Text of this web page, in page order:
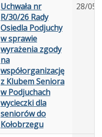
Uchwała nr
R/30/26 Rady
Osiedla Podjuchy
w sprawie
wyrażenia zgody
na
współorganizację
z Klubem Seniora
w Podjuchach
wycieczki dla
seniorów do
Kołobrzegu
28/05/